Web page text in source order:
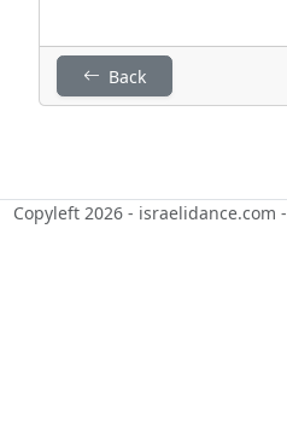
Back
Copyleft 2026 - israelidance.com -